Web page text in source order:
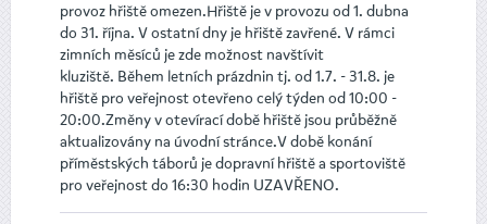
provoz hřiště omezen.Hřiště je v provozu od 1. dubna
do 31. října. V ostatní dny je hřiště zavřené. V rámci
zimních měsíců je zde možnost navštívit
kluziště. Během letních prázdnin tj. od 1.7. - 31.8. je
hřiště pro veřejnost otevřeno celý týden od 10:00 -
20:00.Změny v otevírací době hřiště jsou průběžně
aktualizovány na úvodní stránce.V době konání
příměstských táborů je dopravní hřiště a sportoviště
pro veřejnost do 16:30 hodin UZAVŘENO.